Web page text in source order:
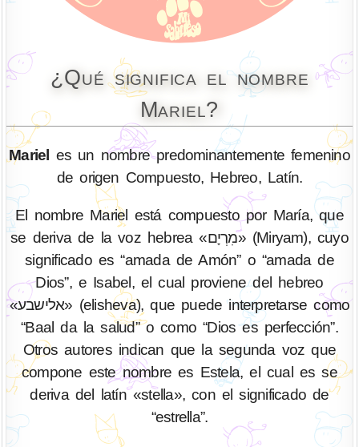
¿Qué significa el nombre
Mariel?
Mariel
es un nombre predominantemente femenino
de origen Compuesto, Hebreo, Latín.
El nombre Mariel está compuesto por María, que
se deriva de la voz hebrea «מִרְיָם» (Miryam), cuyo
significado es “amada de Amón” o “amada de
Dios”, e Isabel, el cual proviene del hebreo
«אלישבע» (elisheva), que puede interpretarse como
“Baal da la salud” o como “Dios es perfección”.
Otros autores indican que la segunda voz que
compone este nombre es Estela, el cual es se
deriva del latín «stella», con el significado de
“estrella”.